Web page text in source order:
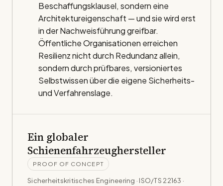
Beschaffungsklausel, sondern eine
Architektureigenschaft — und sie wird erst
in der Nachweisführung greifbar.
Öffentliche Organisationen erreichen
Resilienz nicht durch Redundanz allein,
sondern durch prüfbares, versioniertes
Selbstwissen über die eigene Sicherheits-
und Verfahrenslage.
Ein globaler
Schienenfahrzeughersteller
PROOF OF CONCEPT
Sicherheitskritisches Engineering · ISO/TS 22163 ·